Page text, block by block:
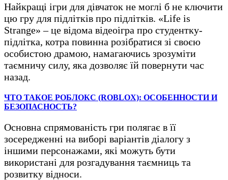
Найкращі ігри для дівчаток не моглі б не ключити
цю гру для підлітків про підлітків. «Life is
Strange» – це відома відеоігра про студентку-
підлітка, котра повинна розібратися зі своєю
особистою драмою, намагаючись зрозуміти
таємничу силу, яка дозволяє їй повернути час
назад.
ЧТО ТАКОЕ РОБЛОКС (ROBLOX): ОСОБЕННОСТИ И
БЕЗОПАСНОСТЬ?
Основна спрямованість гри полягає в її
зосередженні на виборі варіантів діалогу з
іншими персонажами, які можуть бути
використані для розгадування таємниць та
розвитку відноси.